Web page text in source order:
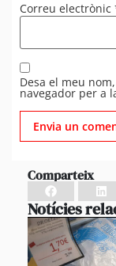
Correu electrònic
Desa el meu
navegador per a
Comparteix
Notícies